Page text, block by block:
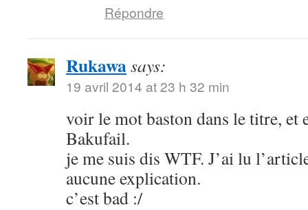
Répondre
Rukawasays:
19 avril 2014 at 23 h 32 min
voir le mot baston dans le titre, et
Bakufail.
je me suis dis WTF. J’ai lu
aucune explication.
c’est bad :/